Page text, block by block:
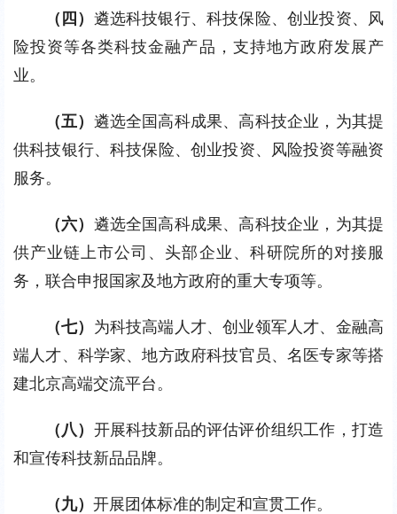
（四） 遴选科技银行、科技保险、创业投资、风
险投资等各类科技金融产品，支持地方政府发展产
业。
（五） 遴选全国高科成果、高科技企业，为其提
供科技银行、科技保险、创业投资、风险投资等融资
服务。
（六） 遴选全国高科成果、高科技企业，为其提
供产业链上市公司、头部企业、科研院所的对接服
务，联合申报国家及地方政府的重大专项等。
（七） 为科技高端人才、创业领军人才、金融高
端人才、科学家、地方政府科技官员、名医专家等搭
建北京高端交流平台。
（八） 开展科技新品的评估评价组织工作，打造
和宣传科技新品品牌。
（九） 开展团体标准的制定和宣贯工作。